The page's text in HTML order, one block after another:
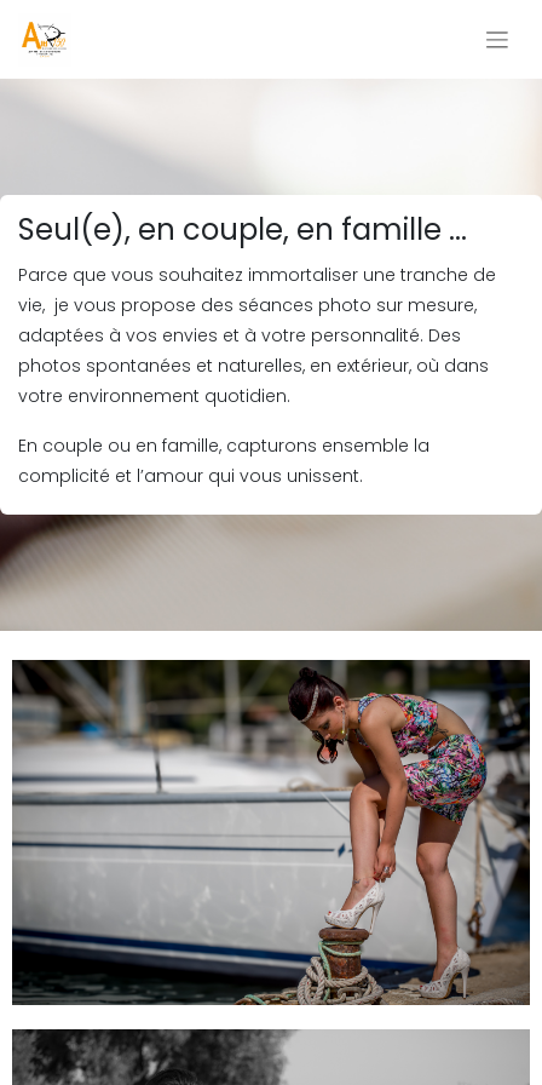
Seul(e), en couple, en famille ...
Parce que vous souhaitez immortaliser une tranche de
vie, je vous propose des séances photo sur mesure,
adaptées à vos envies et à votre personnalité. Des
photos spontanées et naturelles, en extérieur, où dans
votre environnement quotidien.
En couple ou en famille, capturons ensemble la
complicité et l’amour qui vous unissent.